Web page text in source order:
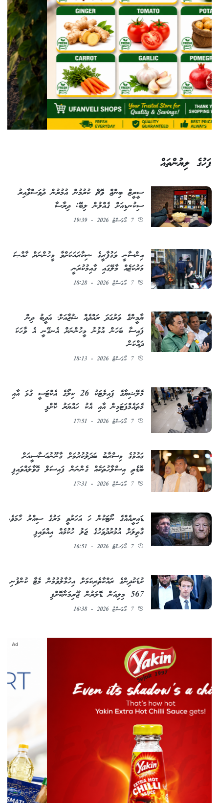
ފަހުގެ ލިޔުންތައް
ސީރީޒް ބިންޖް ވޮޗް ކުރުމުން އުމުރުން ދުވަސްވާއިރު
ސިކުނޑިއަށް ގެއްލުން ލިބޭ: ދިރާސާ
7 އޯގަސްޓު 2026 - 19:39
އިންސާނީ ވަގުފާރީގެ ޝިކާރައަކަށްވާ މީހުންނަށް ޚާއްޞަ
މަރުކަޒެއް މާލޭގައި ގާއިމުކުރަނީ
7 އޯގަސްޓު 2026 - 18:28
ޔާމީންގެ ވަރުގަދަ ރައްދެއް ޝުޖާއަށް؛ އަދީބު ދިން
ފައިސާ ބަހަން އުޅުނު މީހުންނަށް އެނގޭނީ އެ ވާހަކަ
ދައްކަން
7 އޯގަސްޓު 2026 - 18:13
މެލޭޝިޔާގެ ޕައިލެޓަކު 26 ކިލޯގެ އެކްޓަސީ ގުޅަ އާއި
މެތައެމްފަޓަމިން އާއި އެކު ހައްޔަރު ކޮށްފި
7 އޯގަސްޓު 2026 - 17:51
ގައުމުގެ މިސްރާބު ބަދަލުކުރުމަށް ގާނޫނުއަސާސީއަށް
ބޮޑެތި އިސްލާހުތަކެއް ގެންނަން ފައިސަލް ގޮވާލައްވައިފި
7 އޯގަސްޓު 2026 - 17:31
ޑައިރީއެއްގެ ނޯޓަކުން ހަ އަހަރުވީ މަރުގެ ސިއްރު ހާމަވެ،
ގާތިލަށް އުމުރުދުވަހުގެ ޖަލު ހުކުމެއް އިއްވައިފި
7 އޯގަސްޓު 2026 - 16:51
ކުޑަކުދިންގެ ރައްކާތެރިކަމަށް އިހުމާލުވުމުން މެޓާ ކުންފުނި
567 މިލިއަން ޑޮލަރުން ޖޫރިމަނާކޮށްފި
7 އޯގަސްޓު 2026 - 16:38
Ad